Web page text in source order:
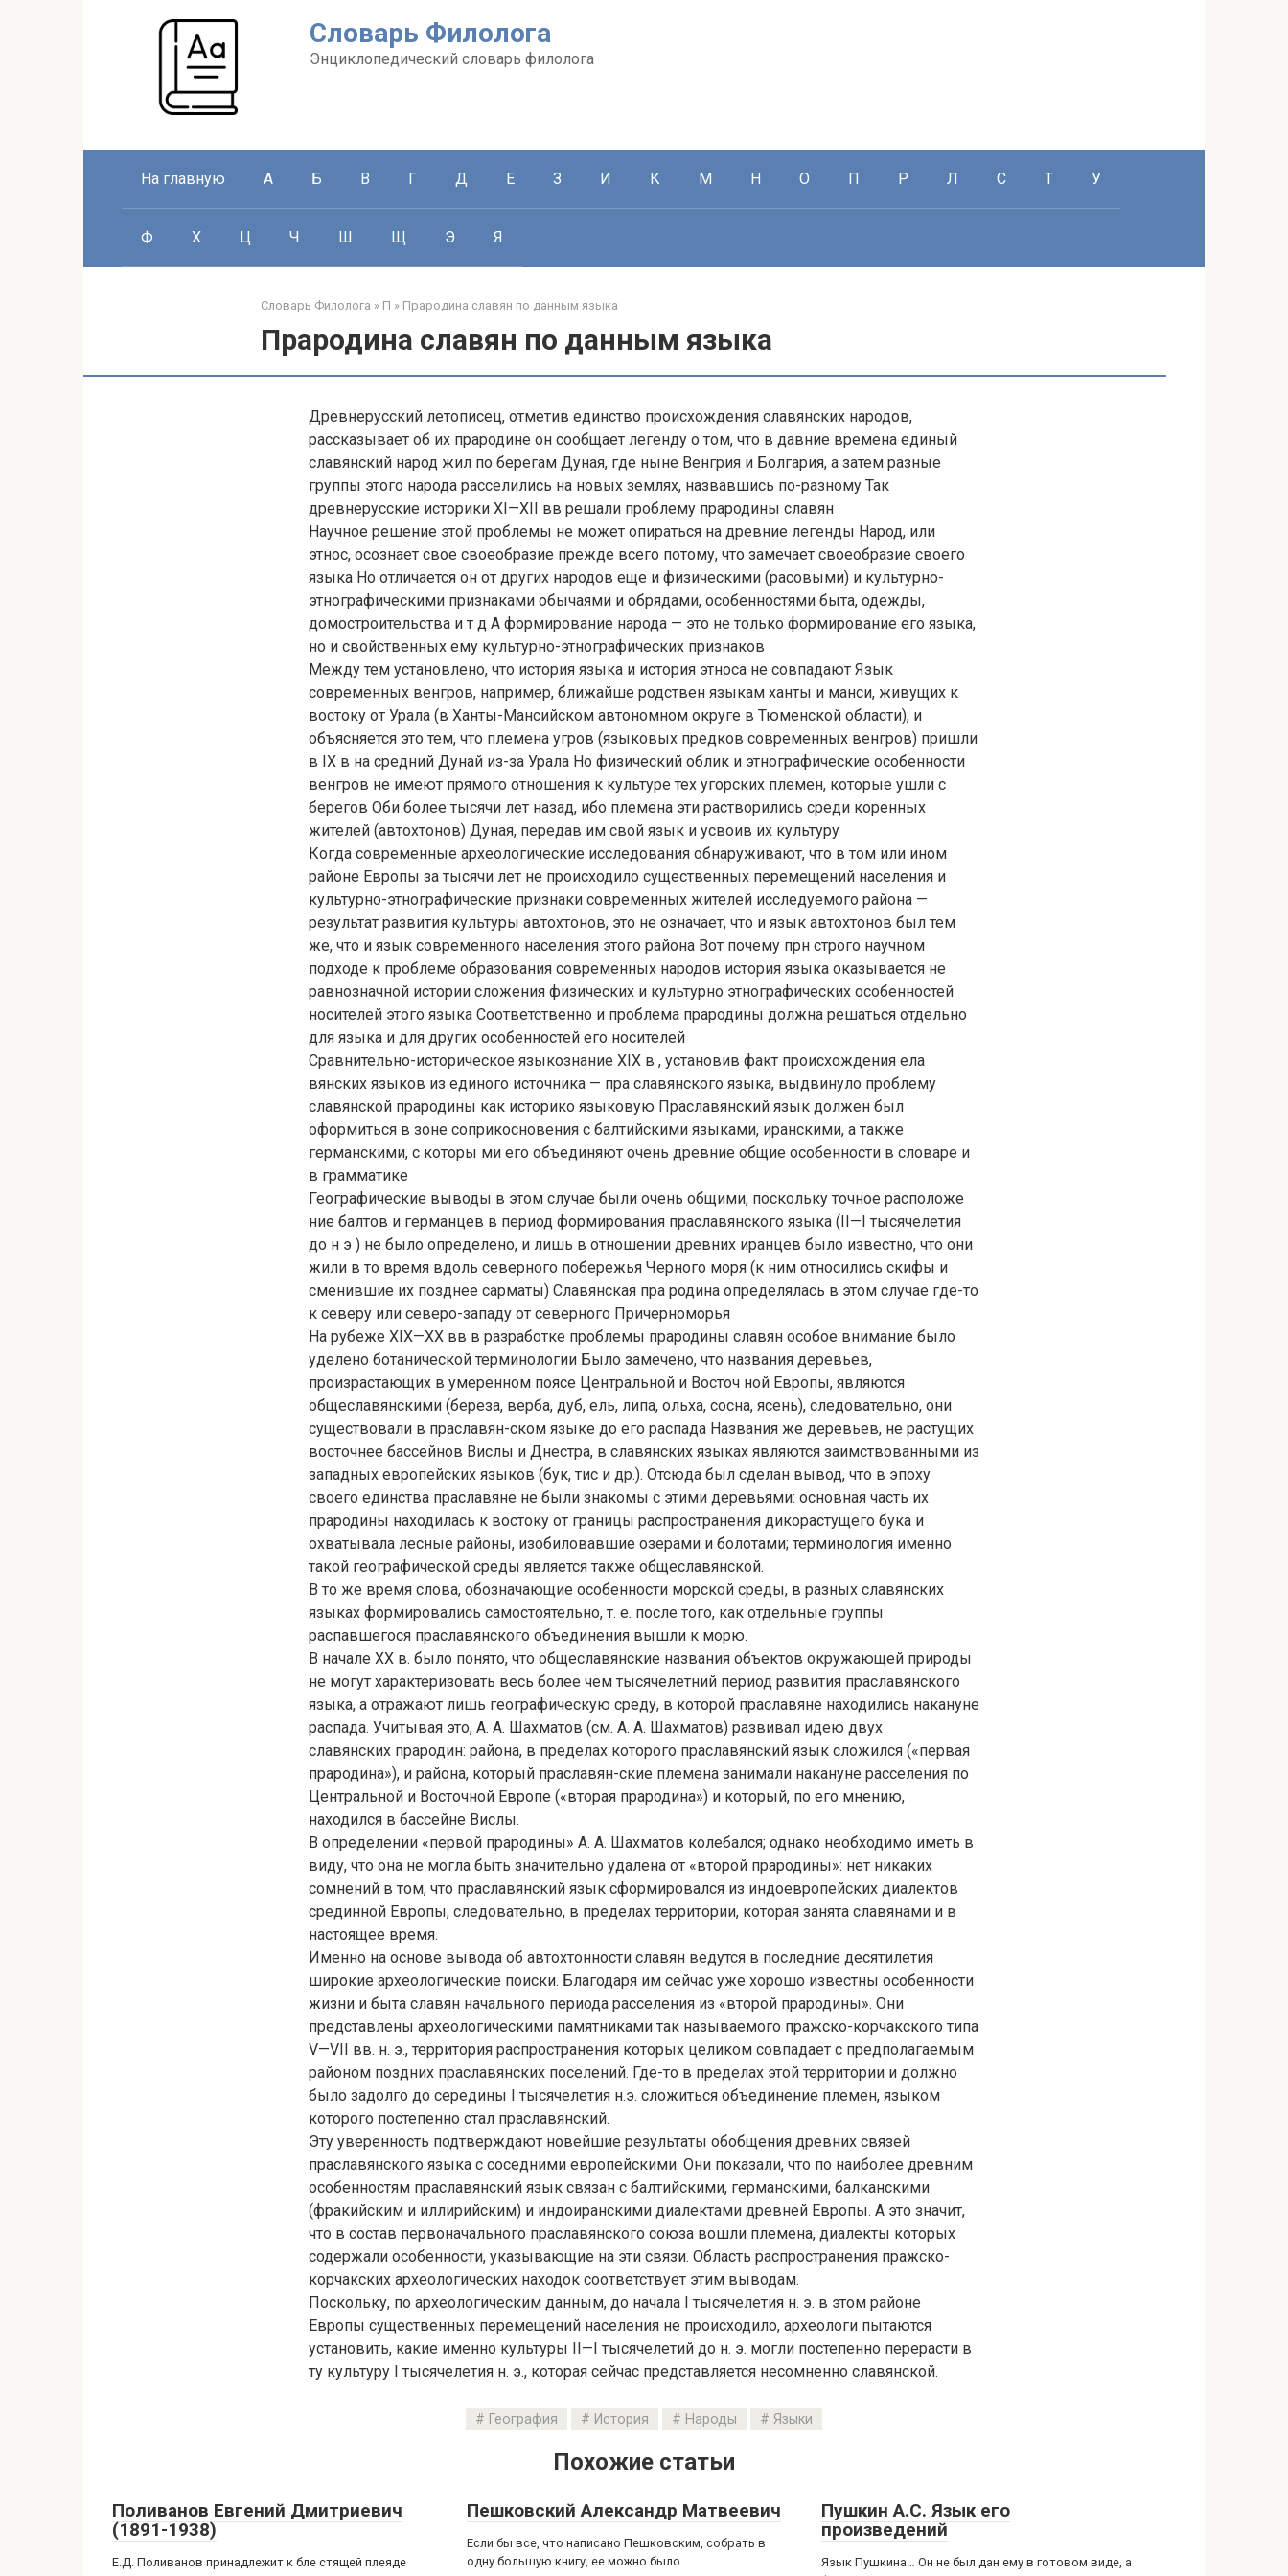
Словарь Филолога
Энциклопедический словарь филолога
На главную А Б В Г Д Е З И К М Н О П Р Л С Т У
Ф Х Ц Ч Ш Щ Э Я
Словарь Филолога » П » Прародина славян по данным языка
Прародина славян по данным языка
Древнерусский летописец, отметив единство происхождения славянских народов,
рассказывает об их прародине он сообщает легенду о том, что в давние времена единый
славянский народ жил по берегам Дуная, где ныне Венгрия и Болгария, а затем разные
группы этого народа расселились на новых землях, назвавшись по-разному Так
древнерусские историки XI—XII вв решали проблему прародины славян
Научное решение этой проблемы не может опираться на древние легенды Народ, или
этнос, осознает свое своеобразие прежде всего потому, что замечает своеобразие своего
языка Но отличается он от других народов еще и физическими (расовыми) и культурно-
этнографическими признаками обычаями и обрядами, особенностями быта, одежды,
домостроительства и т д А формирование народа — это не только формирование его языка,
но и свойственных ему культурно-этнографических признаков
Между тем установлено, что история языка и история этноса не совпадают Язык
современных венгров, например, ближайше родствен языкам ханты и манси, живущих к
востоку от Урала (в Ханты-Мансийском автономном округе в Тюменской области), и
объясняется это тем, что племена угров (языковых предков современных венгров) пришли
в IX в на средний Дунай из-за Урала Но физический облик и этнографические особенности
венгров не имеют прямого отношения к культуре тех угорских племен, которые ушли с
берегов Оби более тысячи лет назад, ибо племена эти растворились среди коренных
жителей (автохтонов) Дуная, передав им свой язык и усвоив их культуру
Когда современные археологические исследования обнаруживают, что в том или ином
районе Европы за тысячи лет не происходило существенных перемещений населения и
культурно-этнографические признаки современных жителей исследуемого района —
результат развития культуры автохтонов, это не означает, что и язык автохтонов был тем
же, что и язык современного населения этого района Вот почему прн строго научном
подходе к проблеме образования современных народов история языка оказывается не
равнозначной истории сложения физических и культурно этнографических особенностей
носителей этого языка Соответственно и проблема прародины должна решаться отдельно
для языка и для других особенностей его носителей
Сравнительно-историческое языкознание XIX в , установив факт происхождения ела
вянских языков из единого источника — пра славянского языка, выдвинуло проблему
славянской прародины как историко языковую Праславянский язык должен был
оформиться в зоне соприкосновения с балтийскими языками, иранскими, а также
германскими, с которы ми его объединяют очень древние общие особенности в словаре и
в грамматике
Географические выводы в этом случае были очень общими, поскольку точное расположе
ние балтов и германцев в период формирования праславянского языка (II—I тысячелетия
до н э ) не было определено, и лишь в отношении древних иранцев было известно, что они
жили в то время вдоль северного побережья Черного моря (к ним относились скифы и
сменившие их позднее сарматы) Славянская пра родина определялась в этом случае где-то
к северу или северо-западу от северного Причерноморья
На рубеже XIX—XX вв в разработке проблемы прародины славян особое внимание было
уделено ботанической терминологии Было замечено, что названия деревьев,
произрастающих в умеренном поясе Центральной и Восточ ной Европы, являются
общеславянскими (береза, верба, дуб, ель, липа, ольха, сосна, ясень), следовательно, они
существовали в праславян-ском языке до его распада Названия же деревьев, не растущих
восточнее бассейнов Вислы и Днестра, в славянских языках являются заимствованными из
западных европейских языков (бук, тис и др.). Отсюда был сделан вывод, что в эпоху
своего единства праславяне не были знакомы с этими деревьями: основная часть их
прародины находилась к востоку от границы распространения дикорастущего бука и
охватывала лесные районы, изобиловавшие озерами и болотами; терминология именно
такой географической среды является также общеславянской.
В то же время слова, обозначающие особенности морской среды, в разных славянских
языках формировались самостоятельно, т. е. после того, как отдельные группы
распавшегося праславянского объединения вышли к морю.
В начале XX в. было понято, что общеславянские названия объектов окружающей природы
не могут характеризовать весь более чем тысячелетний период развития праславянского
языка, а отражают лишь географическую среду, в которой праславяне находились накануне
распада. Учитывая это, А. А. Шахматов (см. А. А. Шахматов) развивал идею двух
славянских прародин: района, в пределах которого праславянский язык сложился («первая
прародина»), и района, который праславян-ские племена занимали накануне расселения по
Центральной и Восточной Европе («вторая прародина») и который, по его мнению,
находился в бассейне Вислы.
В определении «первой прародины» А. А. Шахматов колебался; однако необходимо иметь в
виду, что она не могла быть значительно удалена от «второй прародины»: нет никаких
сомнений в том, что праславянский язык сформировался из индоевропейских диалектов
срединной Европы, следовательно, в пределах территории, которая занята славянами и в
настоящее время.
Именно на основе вывода об автохтонности славян ведутся в последние десятилетия
широкие археологические поиски. Благодаря им сейчас уже хорошо известны особенности
жизни и быта славян начального периода расселения из «второй прародины». Они
представлены археологическими памятниками так называемого пражско-корчакского типа
V—VII вв. н. э., территория распространения которых целиком совпадает с предполагаемым
районом поздних праславянских поселений. Где-то в пределах этой территории и должно
было задолго до середины I тысячелетия н.э. сложиться объединение племен, языком
которого постепенно стал праславянский.
Эту уверенность подтверждают новейшие результаты обобщения древних связей
праславянского языка с соседними европейскими. Они показали, что по наиболее древним
особенностям праславянский язык связан с балтийскими, германскими, балканскими
(фракийским и иллирийским) и индоиранскими диалектами древней Европы. А это значит,
что в состав первоначального праславянского союза вошли племена, диалекты которых
содержали особенности, указывающие на эти связи. Область распространения пражско-
корчакских археологических находок соответствует этим выводам.
Поскольку, по археологическим данным, до начала I тысячелетия н. э. в этом районе
Европы существенных перемещений населения не происходило, археологи пытаются
установить, какие именно культуры II—I тысячелетий до н. э. могли постепенно перерасти в
ту культуру I тысячелетия н. э., которая сейчас представляется несомненно славянской.
География История Народы Языки
Похожие статьи
Поливанов Евгений Дмитриевич
(1891-1938)
Е.Д. Поливанов принадлежит к бле стящей плеяде
Пешковский Александр Матвеевич
Если бы все, что написано Пешковским, собрать в
одну большую книгу, ее можно было
Пушкин А.С. Язык его
произведений
Язык Пушкина… Он не был дан ему в готовом виде, а